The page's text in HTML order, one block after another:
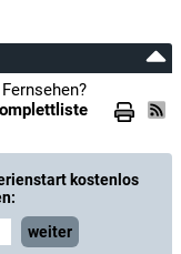
kostenlos
weiter